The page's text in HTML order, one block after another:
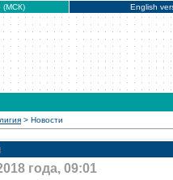
(МСК) English
> Новости
года, 09:01